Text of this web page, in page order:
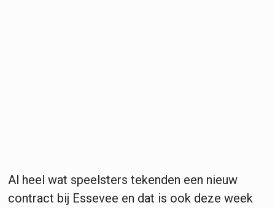
Al heel wat speelsters tekenden een nieuw
contract bij Essevee en dat is ook deze week